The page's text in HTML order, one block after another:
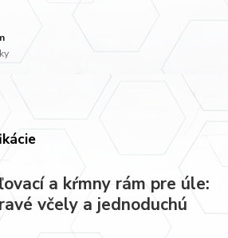
a kŕmny rám pre úle:
včely a jednoduchú